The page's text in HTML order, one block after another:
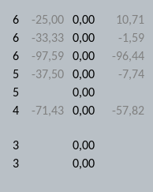
6 -25,00 0,00
10,71
6 -33,33 0,00
-1,59
6 -97,59 0,00
-96,44
5 -37,50 0,00
-7,74
5
0,00
4 -71,43 0,00 -57,82
3
0,00
3 0,00